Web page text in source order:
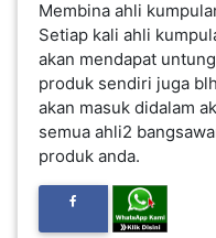
Membina ahli
Setiap kali ahli
akan mendapat
produk sendiri juga
akan masuk didalam
semua ahli2
produk anda.
DERMA
DAN
INFAK(0)
TUDUNG(0)
ARTIKEL(14)